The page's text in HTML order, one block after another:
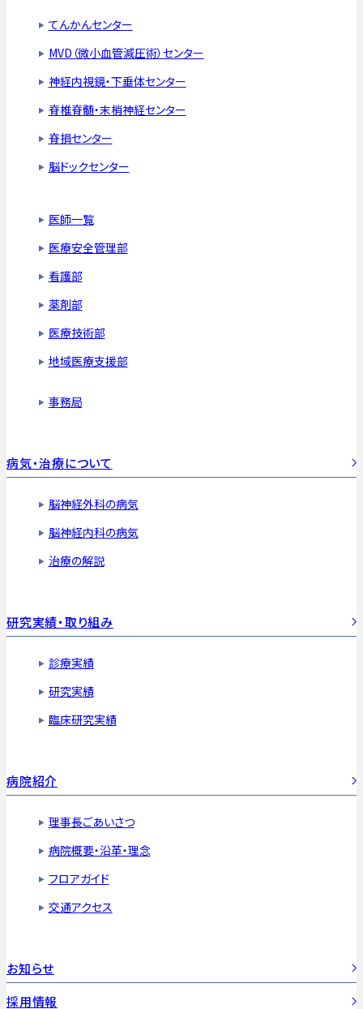
てんかんセンター
MVD（微小血管減圧術）センター
神経内視鏡・下垂体センター
脊椎脊髄・末梢神経センター
脊損センター
脳ドックセンター
医師一覧
医療安全管理部
看護部
薬剤部
医療技術部
地域医療支援部
事務局
病気・治療について
脳神経外科の病気
脳神経内科の病気
治療の解説
研究実績・取り組み
診療実績
研究実績
臨床研究実績
病院紹介
理事長ごあいさつ
病院概要・沿革・理念
フロアガイド
交通アクセス
お知らせ
採用情報